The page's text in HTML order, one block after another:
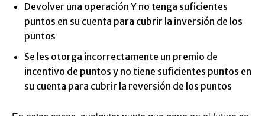
Devolver una operación Y no tenga suficientes
puntos en su cuenta para cubrir la inversión de los
puntos
Se les otorga incorrectamente un premio de
incentivo de puntos y no tiene suficientes puntos en
su cuenta para cubrir la reversión de los puntos